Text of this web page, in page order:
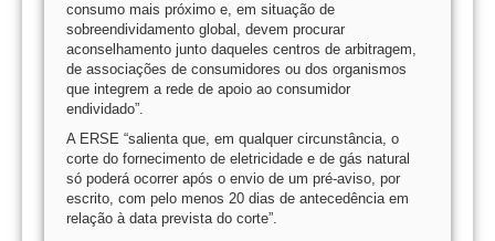
consumo mais próximo e, em situação de
sobreendividamento global, devem procurar
aconselhamento junto daqueles centros de arbitragem,
de associações de consumidores ou dos organismos
que integrem a rede de apoio ao consumidor
endividado”.
A ERSE “salienta que, em qualquer circunstância, o
corte do fornecimento de eletricidade e de gás natural
só poderá ocorrer após o envio de um pré-aviso, por
escrito, com pelo menos 20 dias de antecedência em
relação à data prevista do corte”.